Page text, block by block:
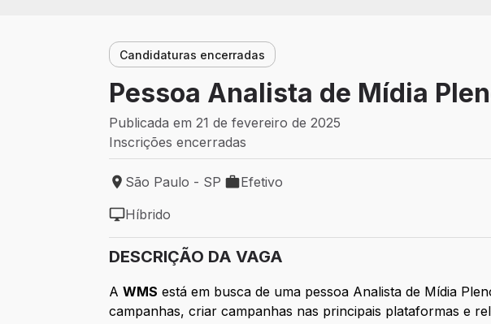
Candidaturas encerradas
Pessoa Analista de Mídia
Publicada em 21 de fevereiro de 2025
Inscrições encerradas
Local de trabalho: São Paulo - SP
São Paulo - SP
Tipo de vaga: Efetivo
Efetivo
Modelo de trabalho: Híbrido
Híbrido
DESCRIÇÃO DA VAGA
AWMS está em busca de uma pessoa Analista de Mídia
campanhas, criar campanhas nas principais plataformas e